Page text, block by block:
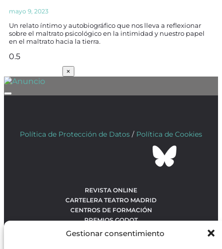
Gestionar consentimiento
mayo 9, 2023
Un relato íntimo y autobiográfico que nos lleva a reflexionar
sobre el maltrato psicológico en la intimidad y nuestro papel
en el maltrato hacia la tierra.
×
Política de Protección de Datos / Política de Cookies
REVISTA ONLINE
CARTELERA TEATRO MADRID
CENTROS DE FORMACIÓN
PREMIOS GODOT